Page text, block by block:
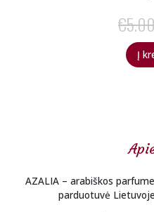
€
Į
AZALIA – arabiškos
parduotuvė